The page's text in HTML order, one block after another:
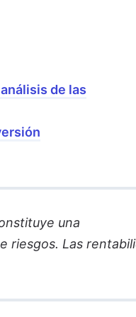
de las
una
riesgos. Las